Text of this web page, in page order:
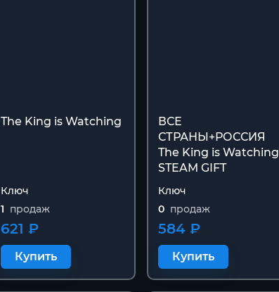
The King is Watching
Ключ
1 продаж
621 ₽
Купить
ВСЕ
СТРАНЫ+РОССИЯ
The King is Watching
STEAM GIFT
Ключ
0 продаж
584 ₽
Купить